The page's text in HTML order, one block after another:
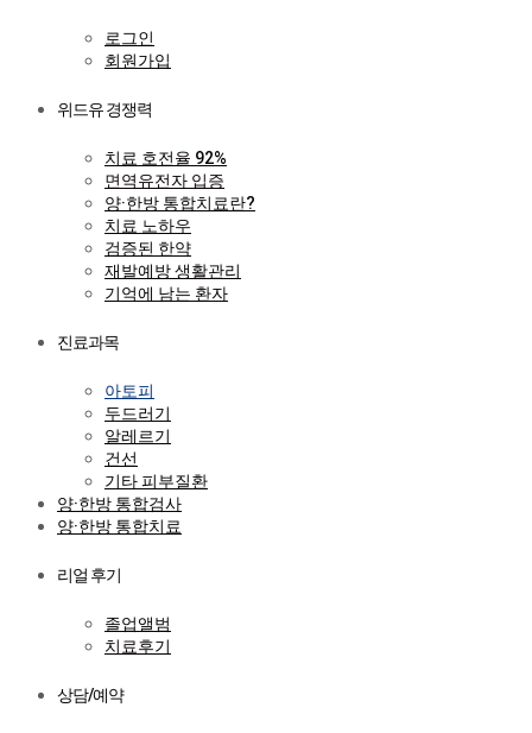
로그인
회원가입
위드유 경쟁력
치료 호전율 92%
면역유전자 입증
양·한방 통합치료란?
치료 노하우
검증된 한약
재발예방 생활관리
기억에 남는 환자
진료과목
아토피
두드러기
알레르기
건선
기타 피부질환
양·한방 통합검사
양·한방 통합치료
리얼 후기
졸업앨범
치료후기
상담/예약